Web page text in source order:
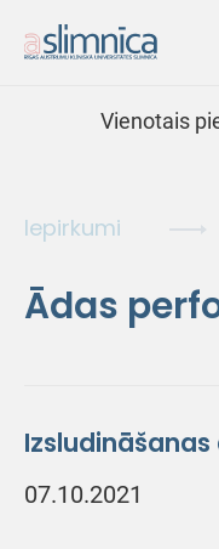
Vienotais
Iepirkumi
Ādas
07.10.2021